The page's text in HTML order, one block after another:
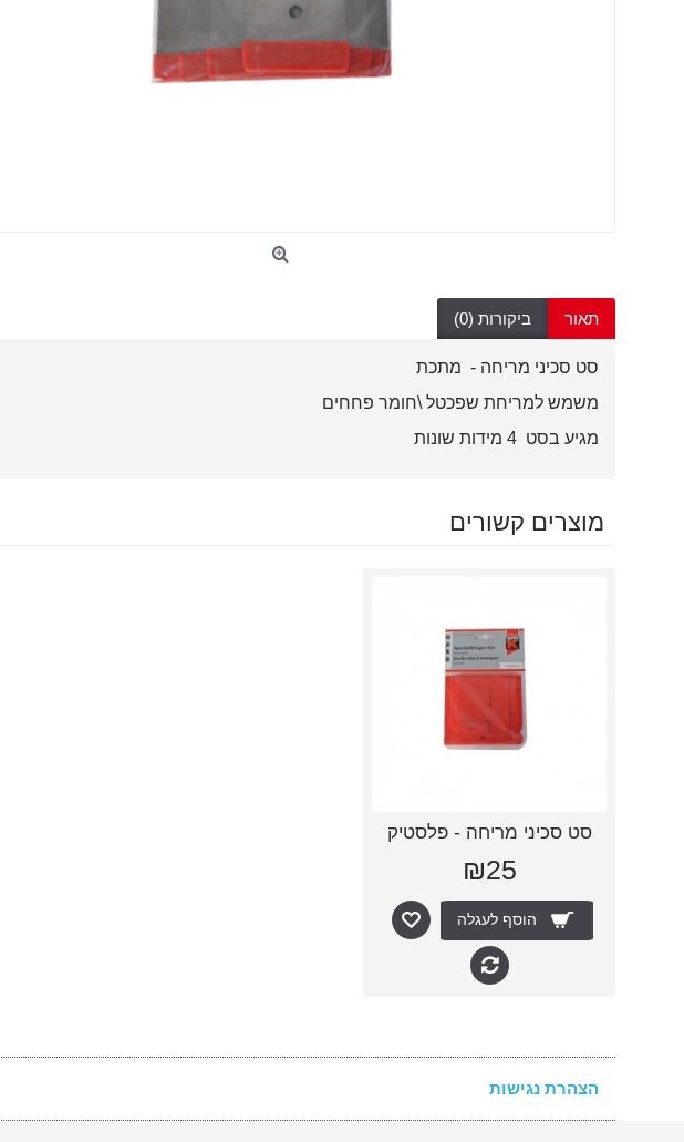
תאור ביקורות (0)
סט סכיני מריחה - מתכת
משמש למריחת שפכטל \חומר פחחים
מגיע בסט 4 מידות שונות
מוצרים קשורים
סט סכיני מריחה - פלסטיק
₪25
הוסף לעגלה
הצהרת נגישות